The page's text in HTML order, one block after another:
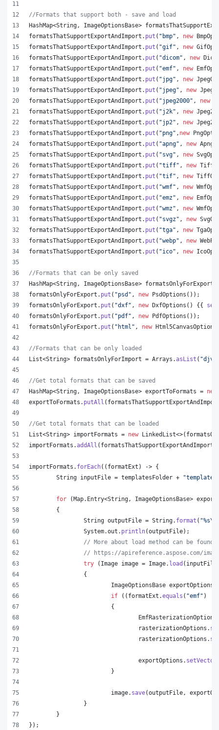
//Formats that support both - save and load
HashMap<String , ImageOptionsBase>
formatsThatSupportExportAndImport . put ( "bmp" , new
formatsThatSupportExportAndImport . put ( "gif" , new
formatsThatSupportExportAndImport . put ( "dicom" , new
formatsThatSupportExportAndImport . put ( "emf" , new
formatsThatSupportExportAndImport . put ( "jpg" , new
formatsThatSupportExportAndImport . put ( "jpeg" , new
formatsThatSupportExportAndImport . put ( "jpeg2000" , new
formatsThatSupportExportAndImport . put ( "j2k" , new
formatsThatSupportExportAndImport . put ( "jp2" , new
formatsThatSupportExportAndImport . put ( "png" , new
formatsThatSupportExportAndImport . put ( "apng" , new
formatsThatSupportExportAndImport . put ( "svg" , new
formatsThatSupportExportAndImport . put ( "tiff" , new
formatsThatSupportExportAndImport . put ( "tif" , new
formatsThatSupportExportAndImport . put ( "wmf" , new
formatsThatSupportExportAndImport . put ( "emz" , new
formatsThatSupportExportAndImport . put ( "wmz" , new
formatsThatSupportExportAndImport . put ( "svgz" , new
formatsThatSupportExportAndImport . put ( "tga" , new
formatsThatSupportExportAndImport . put ( "webp" , new
formatsThatSupportExportAndImport . put ( "ico" , new
//Formats that can be only saved
HashMap<String , ImageOptionsBase> formatsOnlyForExport
formatsOnlyForExport . put ( "psd" , new PsdOptions ());
formatsOnlyForExport . put ( "dxf" , new DxfOptions () {{
formatsOnlyForExport . put ( "pdf" , new PdfOptions ());
formatsOnlyForExport . put ( "html" , new Html5CanvasOptions
//Formats that can be only loaded
List<String> formatsOnlyForImport = Arrays .asList (
//Get total formats that can be saved
HashMap<String , ImageOptionsBase> exportToFormats = new
exportToFormats . putAll (
//Get total formats that can be loaded
List<String> importFormats = new LinkedList<>(
importFormats .addAll ( formatsThatSupportExportAndImport
importFormats . forEach(( formatExt ) -> {
String inputFile = templatesFolder +
for (Map. Entry<String , ImageOptionsBase>
	{
String outputFile = String. format ( "%s\\
System.out . println(outputFile);
// More about load method can be found
// https://apireference.aspose.com/
try ( Image image = Image. load ( inputFile
		{
ImageOptionsBase exportOptions
if (( formatExt .equals ( "emf" )
			{
EmfRasterizationOptions
rasterizationOptions .
rasterizationOptions .
exportOptions .
			}
image. save(outputFile ,
		}
	}
});